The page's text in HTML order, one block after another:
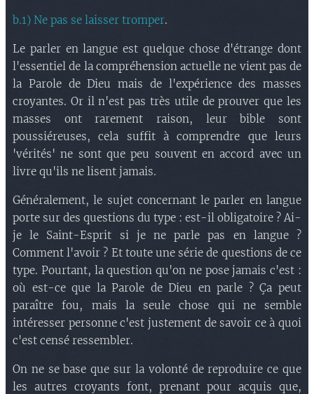
b.1) Ne pas se laisser tromper.
Le parler en langue est quelque chose d'étrange dont
l'essentiel de la compréhension actuelle ne vient pas de
la Parole de Dieu mais de l'expérience des masses
croyantes. Or il n'est pas très utile de prouver que les
masses ont rarement raison, leur bible sont
poussiéreuses, cela suffit à comprendre que leurs
'vérités' ne sont que peu souvent en accord avec un
livre qu'ils ne lisent jamais.
Généralement, le sujet concernant le parler en langue
porte sur des questions du type : est-il obligatoire ? Ai-
je le Saint-Esprit si je ne parle pas en langue ?
Comment l'avoir ? Et toute une série de questions de ce
type. Pourtant, la question qu'on ne pose jamais c'est :
où est-ce que la Parole de Dieu en parle ? Ça peut
paraître fou, mais la seule chose qui ne semble
intéresser personne c'est justement de savoir ce à quoi
c'est censé ressembler.
On ne se base que sur la volonté de reproduire ce que
les autres croyants font, prenant pour acquis que,